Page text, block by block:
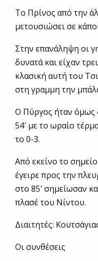
Το Πρίνος από την
μετουσιώσει σε
Στην επανάληψη οι
δυνατά και είχαν
κλασική αυτή του
στη γραμμη την
Ο Πύργος ήταν όμως
54′ με το ωραίο
το 0-3.
Από εκείνο το
έγειρε προς την
στο 85′ σημείωσαν
πλασέ του Νίντου.
Διαιτητές:
Οι συνθέσεις